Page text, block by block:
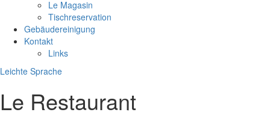
Le Magasin
Tischreservation
Gebäudereinigung
Kontakt
Links
Leichte Sprache
Le Restaurant